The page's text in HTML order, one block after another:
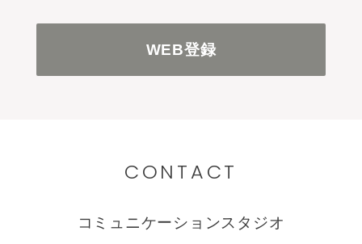
WEB登録
CONTACT
コミュニケーションスタジオ